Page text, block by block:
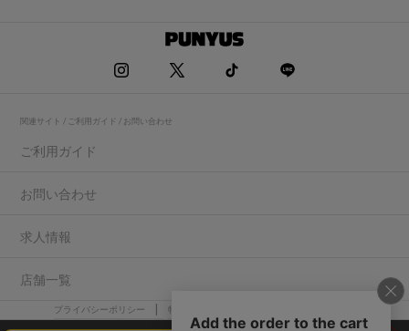
関連サイト / ご利用ガイド / お問い合わせ
ご利用ガイド
お問い合わせ
求人情報
店舗一覧
プライバシーポリシー 特定商取引法に基づく表記